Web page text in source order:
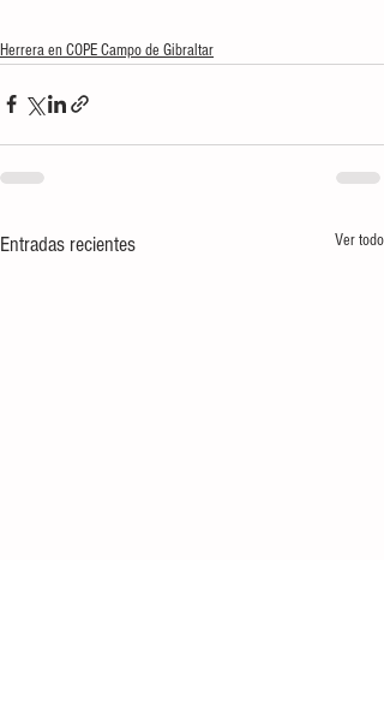
Herrera en COPE Campo de Gibraltar
Entradas recientes Ver todo